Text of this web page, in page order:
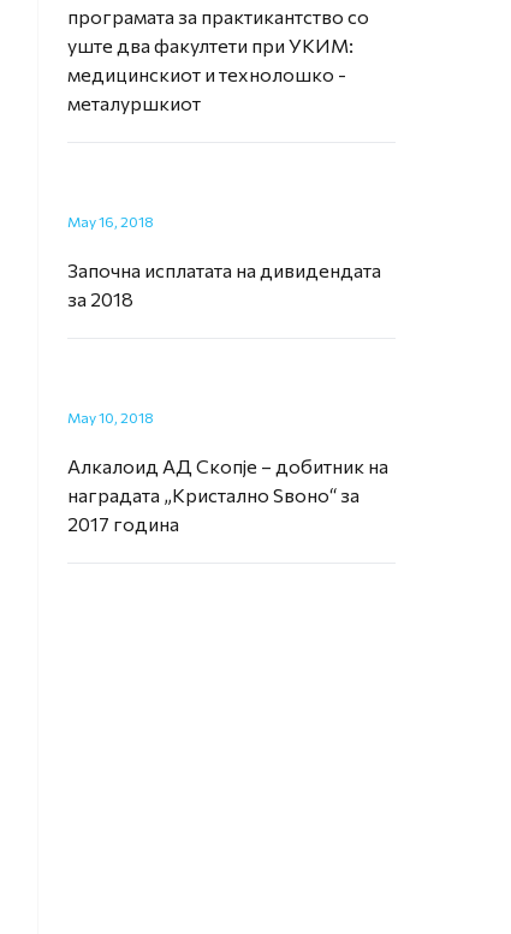
програмата за практикантство со
уште два факултети при УКИМ:
медицинскиот и технолошко -
металуршкиот
May 16, 2018
Започна исплатата на дивидендата
за 2018
May 10, 2018
Алкалоид АД Скопје – добитник на
наградата „Кристално Ѕвоно“ за
2017 година